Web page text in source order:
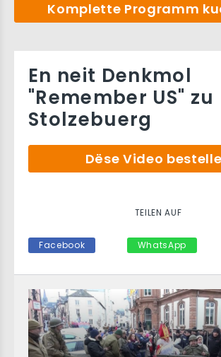
Komplette Programm
En neit Denkmol
"Remember US" zu
Stolzebuerg
Dëse Video
TEILEN AUF
Facebook WhatsApp